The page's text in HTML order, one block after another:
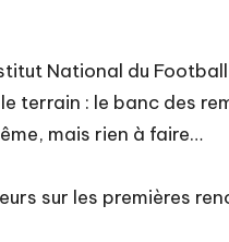
National du
terrain : le banc des
mais rien à faire…
sur les premières